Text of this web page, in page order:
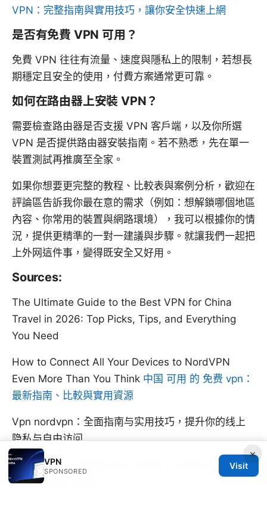
VPN：完整指南與實用技巧，讓你安全快速上網
是否有免費 VPN 可用？
免費 VPN 往往有流量、速度與隱私上的限制，若想長
期穩定且安全的使用，付費方案通常更可靠。
如何在路由器上安裝 VPN？
需要檢查路由器是否支援 VPN 客戶端，以及你所選
VPN 是否提供路由器安裝指南。若不熟悉，先在單一
裝置測試再推廣至全家。
如果你想要更完整的教程、比較表與案例分析，歡迎在
評論區告訴我你最在意的需求（例如：想解鎖哪個地區
內容、你常用的裝置與網路環境），我可以根據你的情
況，提供更精準的一對一建議與步驟。就讓我們一起把
上外网這件事，變得既安全又好用。
Sources:
The Ultimate Guide to the Best VPN for China
Travel in 2026: Top Picks, Tips, and Everything
You Need
How to Connect All Your Devices to NordVPN
Even More Than You Think 中国 可用 的 免费 vpn：
最新指南、比較與實用資源
Vpn nordvpn：全面指南与实用技巧，提升你的线上
隐私与自由访问
Best vpn for ubiquiti your guide to secure network
connections 2026
×
VPN
SPONSORED
Visit